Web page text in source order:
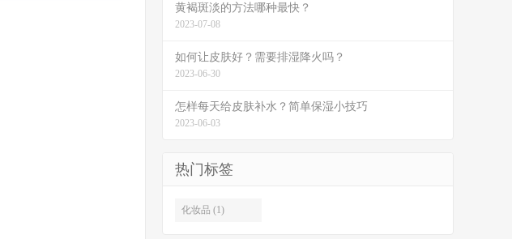
黄褐斑淡的方法哪种最快？
2023-07-08
如何让皮肤好？需要排湿降火吗？
2023-06-30
怎样每天给皮肤补水？简单保湿小技巧
2023-06-03
热门标签
化妆品 (1)